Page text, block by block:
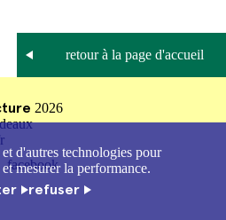
d'autres technologies pour
mesurer la performance.
refuser
2026
facebook